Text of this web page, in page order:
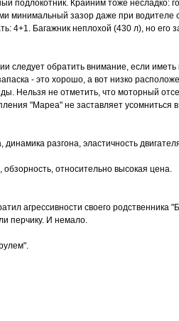
подлокотник. Крайним тоже несладко:
минимальный зазор даже при водителе
4+1. Багажник неплохой (430 л), но его
следует обратить внимание, если иметь
- это хорошо, а вот низко
Нельзя не отметить, что моторный
"Мареа" не заставляет усомниться в
разгона, эластичность
относительно высокая цена.
агрессивности своего родственника
перчику. И немало.